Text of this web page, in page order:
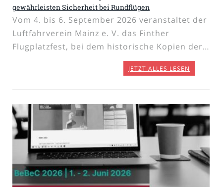
gewährleisten Sicherheit bei Rundflügen
Vom 4. bis 6. September 2026 veranstaltet der
Luftfahrverein Mainz e. V. das Finther
Flugplatzfest, bei dem historische Kopien der…
JETZT ALLES LESEN